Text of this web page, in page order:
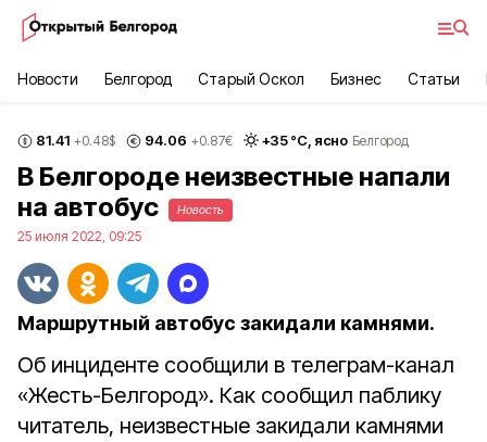
Новости Белгород Старый Оскол Бизнес Статьи
81.41 +0.48$ 94.06 +0.87€ +35°С, ясно Белгород
В Белгороде неизвестные напали
на автобус
Новость
25 июля 2022, 09:25
Маршрутный автобус закидали камнями.
Об инциденте сообщили в телеграм-канал
«Жесть-Белгород». Как сообщил паблику
читатель, неизвестные закидали камнями